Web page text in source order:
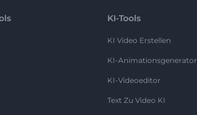
KI-Tools
KI Video Erstellen
KI-Animationsgenerator
KI-Videoeditor
Text Zu Video KI